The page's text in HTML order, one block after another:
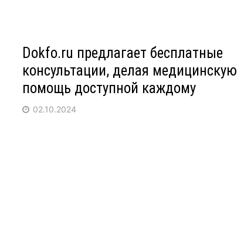
Dokfo.ru предлагает бесплатные
консультации, делая медицинскую
помощь доступной каждому
02.10.2024